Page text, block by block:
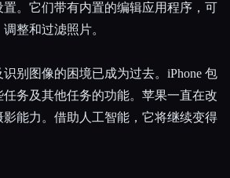
置。它们带有内置的编辑应用程序，可
整和过滤照片。
别图像的困境已成为过去。iPhone 包
务及其他任务的功能。苹果一直在改
能力。借助人工智能，它将继续变得